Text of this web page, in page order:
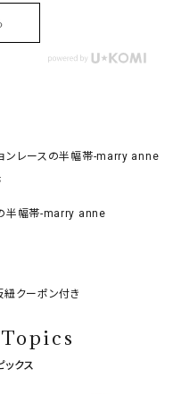
ンレースの半幅帯-marry anne
半幅帯-marry anne
クーポン付き
ックス